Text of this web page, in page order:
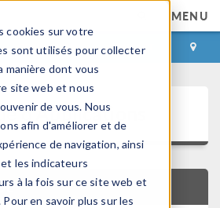
cookies sur votre
sont utilisés pour collecter
manière dont vous
site web et nous
de vous. Nous
afin d'améliorer et de
de navigation, ainsi
les indicateurs
à la fois sur ce site web et
en savoir plus sur les
MENU
CONNEXION CONTACT
d'Applications